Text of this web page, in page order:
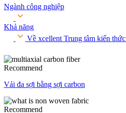
Ngành công nghiệp
Khả năng
Về xcellent Trung tâm kiến ​​thức
Recommend
Vải đa sợi bằng sợi carbon
Recommend